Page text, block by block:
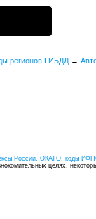
регионов ГИБДД →
России, ОКАТО, коды
целях,